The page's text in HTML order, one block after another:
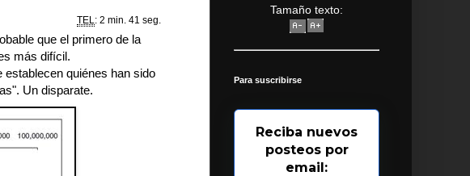
TEL: 2 min. 41 seg.
que el primero de la
más difícil.
establecen quiénes han sido
Un disparate.
Tamaño texto:
Para suscribirse
Reciba nuevos
posteos por
email: